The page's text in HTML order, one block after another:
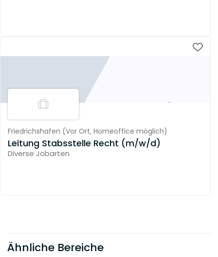
Friedrichshafen (Vor Ort, Homeoffice möglich)
Leitung Stabsstelle Recht (m/w/d)
Diverse Jobarten
Ähnliche Bereiche